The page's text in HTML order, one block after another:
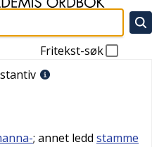
Fritekst-søk
; annet ledd stamme